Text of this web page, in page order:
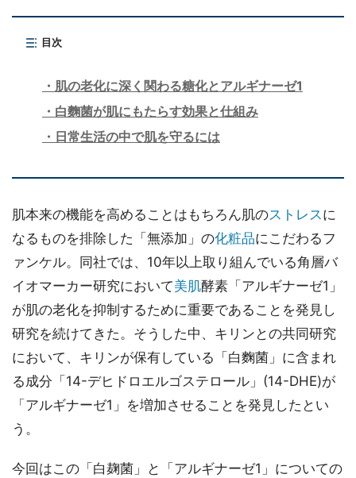
目次
肌の老化に深く関わる糖化とアルギナーゼ1
白麴菌が肌にもたらす効果と仕組み
日常生活の中で肌を守るには
肌本来の機能を高めることはもちろん肌のストレスに
なるものを排除した「無添加」の化粧品にこだわるフ
ァンケル。同社では、10年以上取り組んでいる角層バ
イオマーカー研究において美肌酵素「アルギナーゼ1」
が肌の老化を抑制するために重要であることを発見し
研究を続けてきた。そうした中、キリンとの共同研究
において、キリンが保有している「白麴菌」に含まれ
る成分「14-デヒドロエルゴステロール」(14-DHE)が
「アルギナーゼ1」を増加させることを発見したとい
う。
今回はこの「白麹菌」と「アルギナーゼ1」についての